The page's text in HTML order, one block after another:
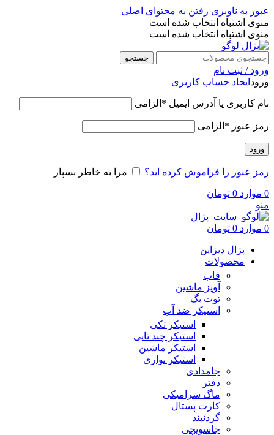
عبور به ناوبری رفتن به محتوای اصلی
منوی اشتباه انتخاب شده است
منوی اشتباه انتخاب شده است
جستجو
ورود / ثبت نام
ورود ایجاد حساب کاربری
نام کاربری یا آدرس ایمیل * الزامی
رمز عبور * الزامی
ورود
رمز عبور را فراموش کرده اید؟ مرا به خاطر بسپار
0 موارد 0 تومان
منو
0 موارد 0 تومان
پژال دیزاین
محصولات
قاب
آویز ماشین
توت بگ
استیکر ضد آب
استیکر تکی
استیکر چند تایی
استیکر ماشین
استیکر نواری
جامدادی
دفتر
ماگ سرامیکی
کارت پستال
گردنبند
جاسویچی